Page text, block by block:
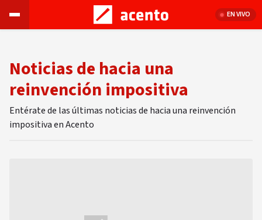
EN VIVO
Noticias de hacia una
reinvención impositiva
Entérate de las últimas noticias de hacia una reinvención
impositiva en Acento